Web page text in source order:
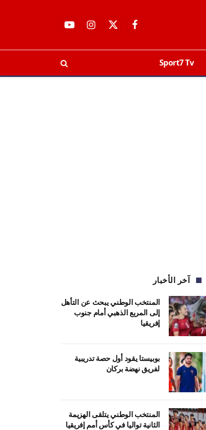
فيسبوكX
الانستغراميوتيوب
Sport7 Tv
آخر الأخبار
المنتخب الوطني يبحث عن التأهل
إلى المربع الذهبي أمام جنوب
إفريقيا
بوبيستا يقود أول حصة تدريبية
لفريق نهضة بركان
المنتخب الوطني يتلقى الهزيمة
الثانية تواليا في كأس أمم إفريقيا